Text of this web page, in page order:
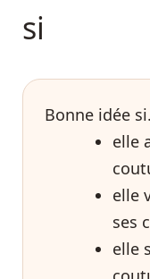
si
Bonne idée
elle
elle
ses
elle